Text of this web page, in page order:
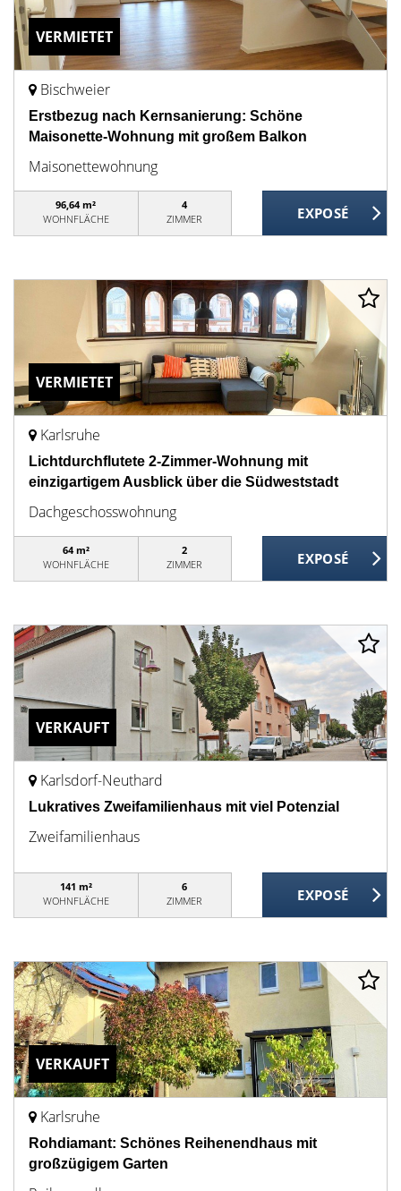
VERMIETET
Bischweier
Erstbezug nach Kernsanierung: Schöne
Maisonette-Wohnung mit großem Balkon
Maisonettewohnung
96,64 m²
WOHNFLÄCHE
4
ZIMMER
VERMIETET
Karlsruhe
Lichtdurchflutete 2-Zimmer-Wohnung mit
einzigartigem Ausblick über die Südweststadt
Dachgeschosswohnung
64 m²
WOHNFLÄCHE
2
ZIMMER
VERKAUFT
Karlsdorf-Neuthard
Lukratives Zweifamilienhaus mit viel Potenzial
Zweifamilienhaus
141 m²
WOHNFLÄCHE
6
ZIMMER
VERKAUFT
Karlsruhe
Rohdiamant: Schönes Reihenendhaus mit
großzügigem Garten